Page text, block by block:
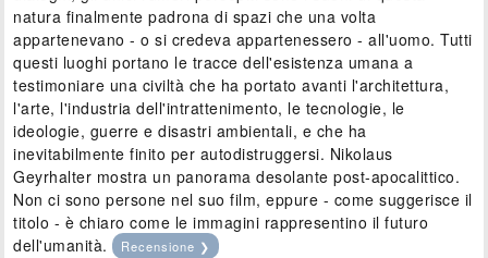
natura finalmente padrona di spazi che una volta
appartenevano - o si credeva appartenessero - all'uomo. Tutti
questi luoghi portano le tracce dell'esistenza umana a
testimoniare una civiltà che ha portato avanti l'architettura,
l'arte, l'industria dell'intrattenimento, le tecnologie, le
ideologie, guerre e disastri ambientali, e che ha
inevitabilmente finito per autodistruggersi. Nikolaus
Geyrhalter mostra un panorama desolante post-apocalittico.
Non ci sono persone nel suo film, eppure - come suggerisce il
titolo - è chiaro come le immagini rappresentino il futuro
dell'umanità. Recensione ❯